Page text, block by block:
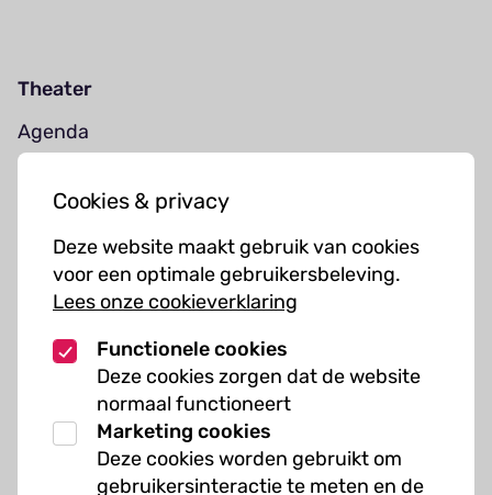
Cookies & privacy
Deze website maakt gebruik van cookies
voor een optimale gebruikersbeleving.
Lees onze cookieverklaring
Functionele cookies
Deze cookies zorgen dat de website
normaal functioneert
Marketing cookies
Deze cookies worden gebruikt om
gebruikersinteractie te meten en de
Theater
Agenda
Muziekcursussen
Kunst cursussen
Over ons
Organisatie
Werken bij Kielzog
Veelgestelde vragen